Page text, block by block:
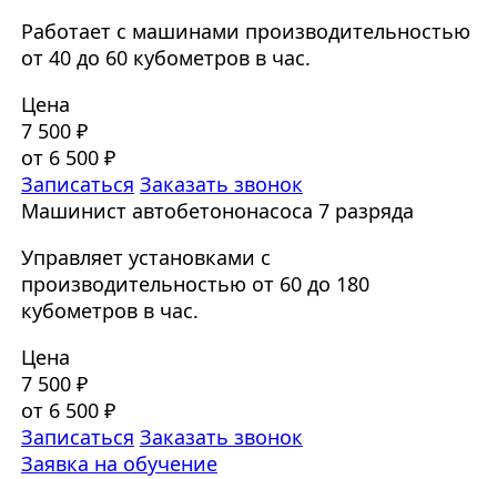
Работает с машинами производительностью
от 40 до 60 кубометров в час.
Цена
7 500 ₽
от 6 500 ₽
Записаться Заказать звонок
Машинист автобетононасоса 7 разряда
Управляет установками с
производительностью от 60 до 180
кубометров в час.
Цена
7 500 ₽
от 6 500 ₽
Записаться Заказать звонок
Заявка на обучение